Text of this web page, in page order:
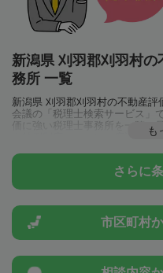
新潟県 刈羽郡刈羽村
務所 一覧
新潟県 刈羽郡刈羽村の不動産
会議の「税理士検索サービス」
価に強い税理士事務所を一覧で
や特例制度のことは一度近隣の
も
さらに
市区町村